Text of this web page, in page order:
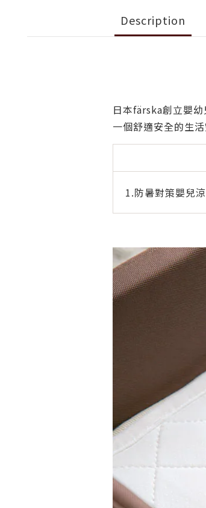
Description
日本färska創立嬰
一個舒適安全的生活
1.防暑對策嬰兒